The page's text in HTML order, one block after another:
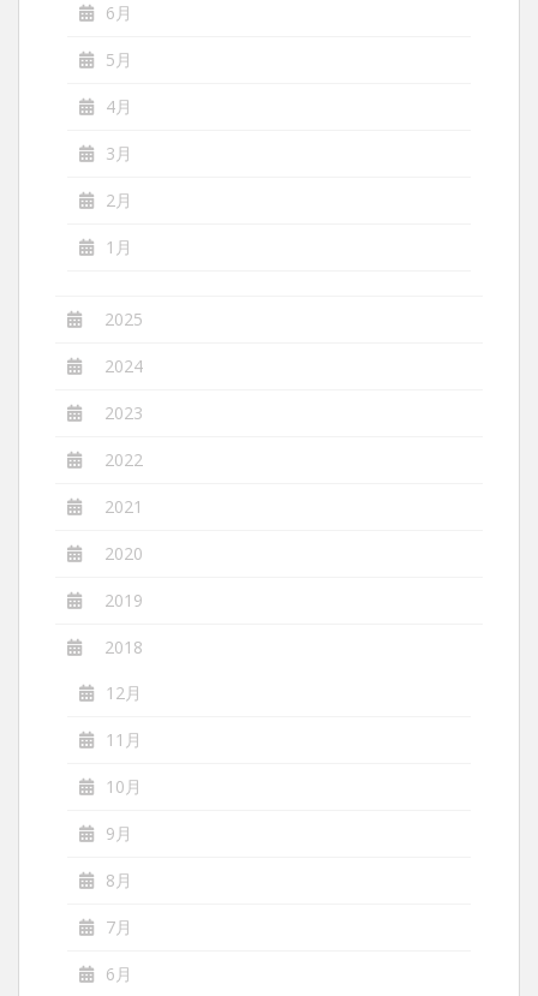
6月
5月
4月
3月
2月
1月
2025
2024
2023
2022
2021
2020
2019
2018
12月
11月
10月
9月
8月
7月
6月